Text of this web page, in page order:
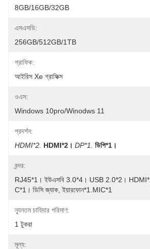
8GB/16GB/32GB
এসএসডি:
256GB/512GB/1TB
গ্রাফিক:
আইরিস Xe গ্রাফিক্স
ওএস:
Windows 10pro/Winodws 11
প্রদর্শন:
HDMI*2. HDMI*2। DP*1. ডিপি*1।
বন্দর:
RJ45*1। ইউএসবি 3.0*4। USB 2.0*2।
C*1। ডিসি জ্যাক, ইয়ারফোন*1.MIC*1
ন্যূনতম চাহিদার পরিমাণ:
1 টুকরা
মূল্য: